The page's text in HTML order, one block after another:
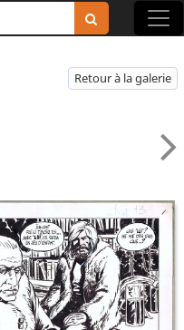
Retour à la galerie